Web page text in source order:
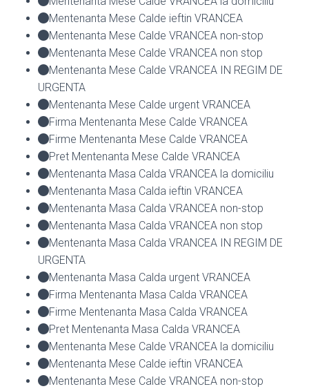
Mentenanta Mese Calde ieftin VRANCEA
Mentenanta Mese Calde VRANCEA non-stop
Mentenanta Mese Calde VRANCEA non stop
Mentenanta Mese Calde VRANCEA IN REGIM DE
URGENTA
Mentenanta Mese Calde urgent VRANCEA
Firma Mentenanta Mese Calde VRANCEA
Firme Mentenanta Mese Calde VRANCEA
Pret Mentenanta Mese Calde VRANCEA
Mentenanta Masa Calda VRANCEA la domiciliu
Mentenanta Masa Calda ieftin VRANCEA
Mentenanta Masa Calda VRANCEA non-stop
Mentenanta Masa Calda VRANCEA non stop
Mentenanta Masa Calda VRANCEA IN REGIM DE
URGENTA
Mentenanta Masa Calda urgent VRANCEA
Firma Mentenanta Masa Calda VRANCEA
Firme Mentenanta Masa Calda VRANCEA
Pret Mentenanta Masa Calda VRANCEA
Mentenanta Mese Calde VRANCEA la domiciliu
Mentenanta Mese Calde ieftin VRANCEA
Mentenanta Mese Calde VRANCEA non-stop